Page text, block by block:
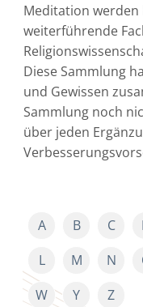
Meditation
weiterführende
Diese Sammlung
und Gewissen
Sammlung noch
über jeden
A B C
L
M N
W
Y Z